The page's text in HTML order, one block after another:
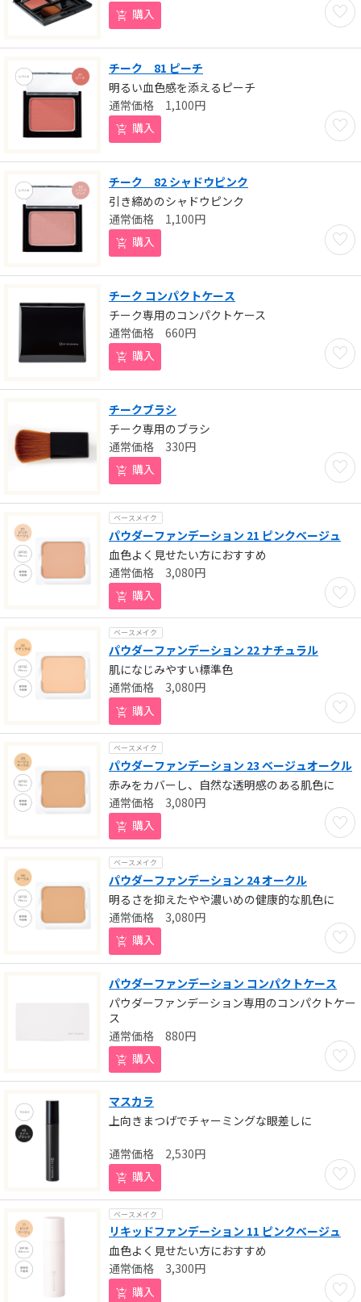
お気
購入
チーク 81 ピーチ
明るい血色感を添えるピーチ
お気
1,100円
購入
チーク 82 シャドウピンク
引き締めのシャドウピンク
お気
1,100円
購入
チーク コンパクトケース
チーク専用のコンパクトケース
お気
660円
購入
チークブラシ
チーク専用のブラシ
お気
330円
購入
ベースメイク
パウダーファンデーション 21 ピンクベージュ
血色よく見せたい方におすすめ
お気
3,080円
購入
ベースメイク
パウダーファンデーション 22 ナチュラル
肌になじみやすい標準色
お気
3,080円
購入
ベースメイク
パウダーファンデーション 23 ベージュオークル
赤みをカバーし、自然な透明感のある肌色に
お気
3,080円
購入
ベースメイク
パウダーファンデーション 24 オークル
明るさを抑えたやや濃いめの健康的な肌色に
お気
3,080円
購入
パウダーファンデーション コンパクトケース
パウダーファンデーション専用のコンパクトケー
ス
お気
880円
購入
マスカラ
上向きまつげでチャーミングな眼差しに
お気
2,530円
購入
ベースメイク
リキッドファンデーション 11 ピンクベージュ
血色よく見せたい方におすすめ
お気
3,300円
購入